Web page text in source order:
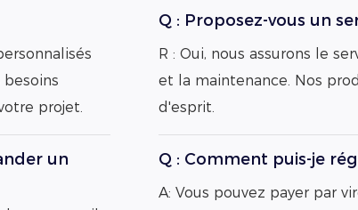
projet.
Q : Proposez-vous un
R : Oui, nous assurons le
et la maintenance. Nos
d'esprit.
un
Q : Comment puis-je
A: Vous pouvez payer par